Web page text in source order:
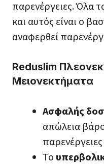
παρενέργειες. Όλα
και αυτός είναι ο
αναφερθεί
Reduslim
Μειονεκτήματα
Ασφαλής
απώλεια
παρενέργειες
Το